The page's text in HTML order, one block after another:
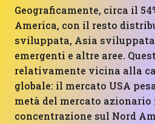
Geograficamente, circa il
America, con il resto
sviluppata, Asia
emergenti e altre aree.
relativamente vicina alla
globale: il mercato USA
metà del mercato
concentrazione sul Nord